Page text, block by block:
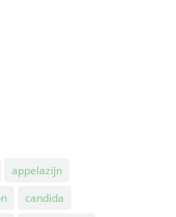
appelazijn
candida